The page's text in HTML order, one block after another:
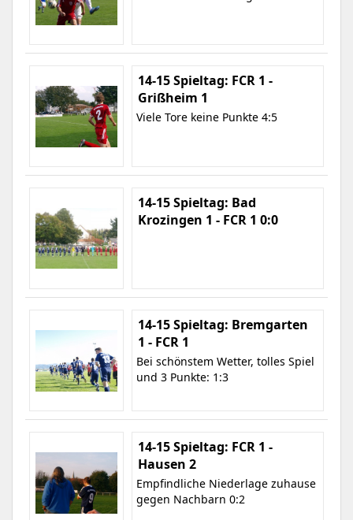
14-15 Spieltag: FCR 1 -
Grißheim 1
Viele Tore keine Punkte 4:5
14-15 Spieltag: Bad
Krozingen 1 - FCR 1 0:0
14-15 Spieltag: Bremgarten
1 - FCR 1
Bei schönstem Wetter, tolles Spiel
und 3 Punkte: 1:3
14-15 Spieltag: FCR 1 -
Hausen 2
Empfindliche Niederlage zuhause
gegen Nachbarn 0:2